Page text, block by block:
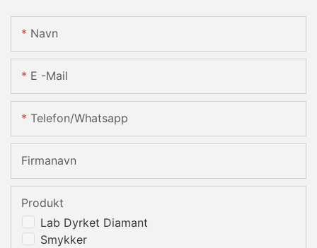
Navn
E -mail
Telefon/whatsapp
Firmanavn
Lab Dyrket Diamant
Smykker
Produkt